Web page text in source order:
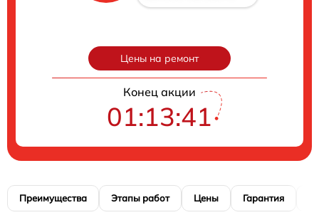
Цены на ремонт
Конец акции
01:13:40
Преимущества Этапы работ Цены Гарантия